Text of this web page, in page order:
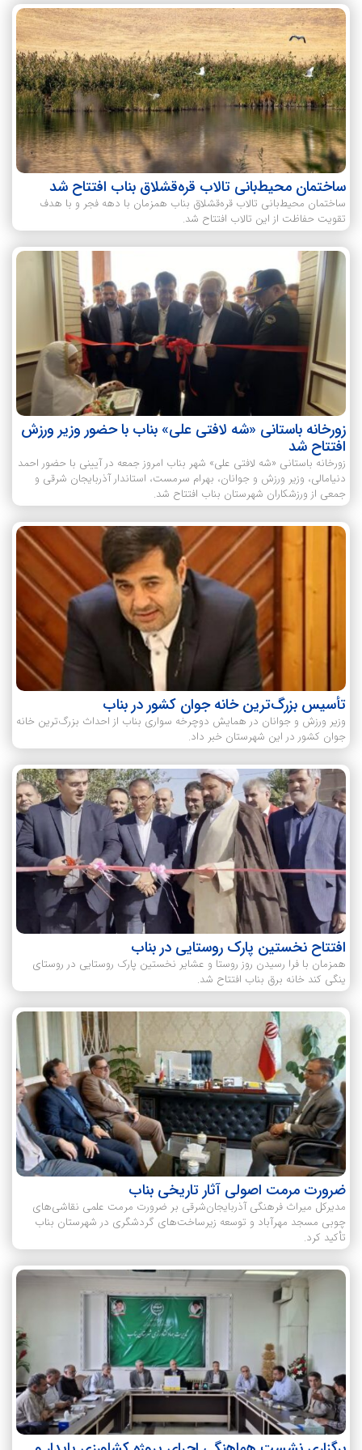
ساختمان محیط‌بانی تالاب قره‌قشلاق بناب افتتاح شد
ساختمان محیط‌بانی تالاب قره‌قشلاق بناب همزمان با دهه فجر و با هدف
تقویت حفاظت از این تالاب افتتاح شد.
زورخانه باستانی «شه لافتی علی» بناب با حضور وزیر ورزش
افتتاح شد
زورخانه باستانی «شه لافتی علی» شهر بناب امروز جمعه در آیینی با حضور احمد
دنیامالی، وزیر ورزش و جوانان، بهرام سرمست، استاندار آذربایجان شرقی و
جمعی از ورزشکاران شهرستان بناب افتتاح شد.
تأسیس بزرگ‌ترین خانه جوان کشور در بناب
وزیر ورزش و جوانان در همایش دوچرخه سواری بناب از احداث بزرگ‌ترین خانه
جوان کشور در این شهرستان خبر داد.
افتتاح نخستین پارک روستایی در بناب
همزمان با فرا رسیدن روز روستا‌ و عشایر نخستین پارک روستایی در روستای
ینگی کند خانه برق بناب افتتاح شد.
ضرورت مرمت اصولی آثار تاریخی بناب
مدیرکل میراث فرهنگی آذربایجان‌شرقی بر ضرورت مرمت علمی نقاشی‌های
چوبی مسجد مهرآباد و توسعه زیرساخت‌های گردشگری در شهرستان بناب
تأکید کرد.